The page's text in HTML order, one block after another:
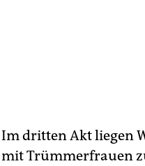
Im dritten Akt liegen
mit Trümmerfrauen